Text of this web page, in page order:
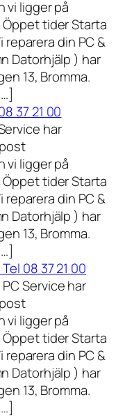
vi ligger på
Öppet tider Starta
reparera din PC &
Datorhjälp ) har
13, Bromma.
37 21 00
har
vi ligger på
Öppet tider Starta
reparera din PC &
Datorhjälp ) har
13, Bromma.
08 37 21 00
Service har
vi ligger på
Öppet tider Starta
reparera din PC &
Datorhjälp ) har
13, Bromma.